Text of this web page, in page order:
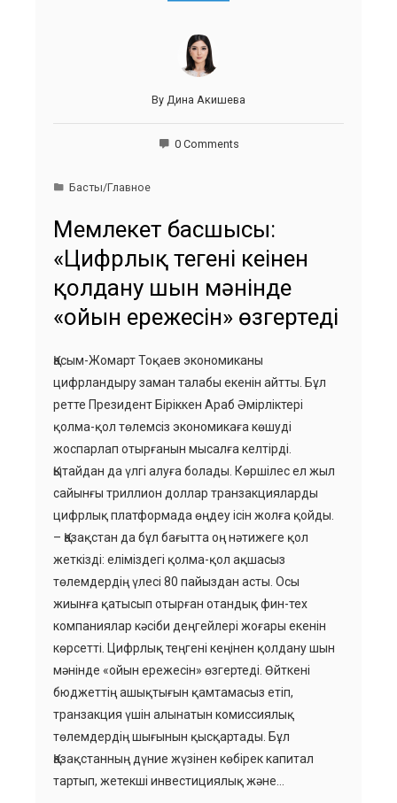
By Дина Акишева
0 Comments
Басты/Главное
Мемлекет басшысы:
«Цифрлық теңгені кеңінен
қолдану шын мәнінде
«ойын ережесін» өзгертеді
Қасым-Жомарт Тоқаев экономиканы
цифрландыру заман талабы екенін айтты. Бұл
ретте Президент Біріккен Араб Әмірліктері
қолма-қол төлемсіз экономикаға көшуді
жоспарлап отырғанын мысалға келтірді.
Қытайдан да үлгі алуға болады. Көршілес ел жыл
сайынғы триллион доллар транзакцияларды
цифрлық платформада өңдеу ісін жолға қойды.
– Қазақстан да бұл бағытта оң нәтижеге қол
жеткізді: еліміздегі қолма-қол ақшасыз
төлемдердің үлесі 80 пайыздан асты. Осы
жиынға қатысып отырған отандық фин-тех
компаниялар кәсіби деңгейлері жоғары екенін
көрсетті. Цифрлық теңгені кеңінен қолдану шын
мәнінде «ойын ережесін» өзгертеді. Өйткені
бюджеттің ашықтығын қамтамасыз етіп,
транзакция үшін алынатын комиссиялық
төлемдердің шығынын қысқартады. Бұл
Қазақстанның дүние жүзінен көбірек капитал
тартып, жетекші инвестициялық және…